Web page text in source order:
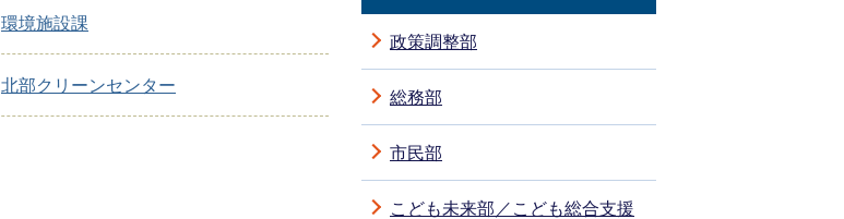
環境施設課
北部クリーンセンター
政策調整部
総務部
市民部
こども未来部／こども総合支援